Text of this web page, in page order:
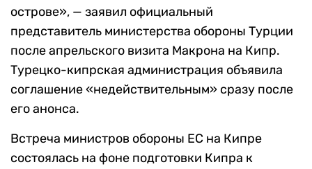
острове», — заявил официальный
представитель министерства обороны Турции
после апрельского визита Макрона на Кипр.
Турецко-кипрская администрация объявила
соглашение «недействительным» сразу после
его анонса.
Встреча министров обороны ЕС на Кипре
состоялась на фоне подготовки Кипра к